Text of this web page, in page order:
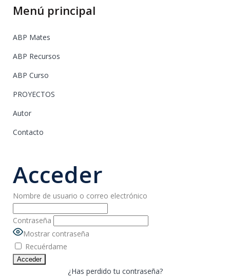
Menú principal
ABP Mates
ABP Recursos
ABP Curso
PROYECTOS
Autor
Contacto
Acceder
Nombre de usuario o correo electrónico
Contraseña
Mostrar contraseña
Recuérdame
¿Has perdido tu contraseña?